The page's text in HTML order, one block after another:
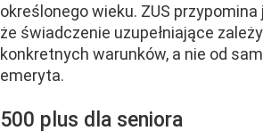
określonego wieku. ZUS przypomina
że świadczenie uzupełniające
konkretnych warunków, a nie od
emeryta.
500 plus dla seniora